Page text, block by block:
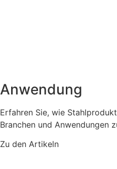
Anwendung
Erfahren Sie, wie
Branchen und Anwendungen
Zu den Artikeln